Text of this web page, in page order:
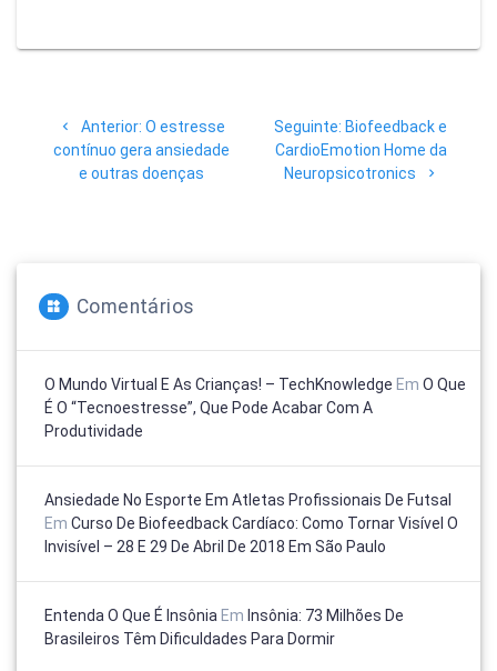
de
Anterior: Post
anterior:
O estresse
contínuo gera ansiedade
e outras doenças
Seguinte: Post
seguinte:
Biofeedback e
CardioEmotion Home da
Neuropsicotronics
Comentários
O Mundo Virtual E As Crianças! – TechKnowledge Em O Que
É O “tecnoestresse”, Que Pode Acabar Com A
Produtividade
Ansiedade No Esporte Em Atletas Profissionais De Futsal
Em Curso De Biofeedback Cardíaco: Como Tornar Visível O
Invisível – 28 E 29 De Abril De 2018 Em São Paulo
Entenda O Que É Insônia Em Insônia: 73 Milhões De
Brasileiros Têm Dificuldades Para Dormir